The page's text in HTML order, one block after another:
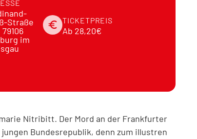
Straße
79106
im
euro TICKETPREIS
Ab 28,20€
Nitribitt. Der Mord an der Frankfurter
Bundesrepublik, denn zum illustren